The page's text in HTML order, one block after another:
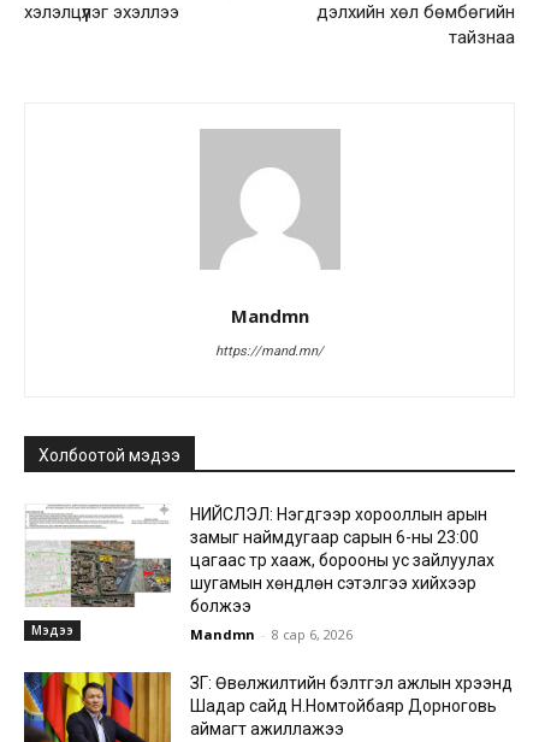
хэлэлцүүлэг эхэллээ
дэлхийн хөл бөмбөгийн
тайзнаа
Mandmn
https://mand.mn/
Холбоотой мэдээ
Мэдээ
НИЙСЛЭЛ: Нэгдүгээр хорооллын арын
замыг наймдугаар сарын 6-ны 23:00
цагаас түр хааж, борооны ус зайлуулах
шугамын хөндлөн сэтэлгээ хийхээр
болжээ
Mandmn - 8 сар 6, 2026
ЗГ: Өвөлжилтийн бэлтгэл ажлын хүрээнд
Шадар сайд Н.Номтойбаяр Дорноговь
аймагт ажиллажээ